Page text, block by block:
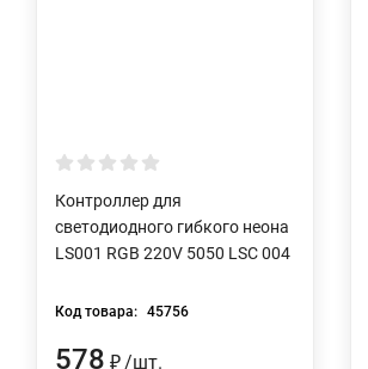
Контроллер для
светодиодного гибкого неона
LS001 RGB 220V 5050 LSC 004
Код товара: 45756
578 ₽/шт.